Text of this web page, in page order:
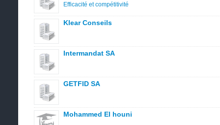
Efficacité et compétitivité
Klear Conseils
Intermandat SA
GETFID SA
Mohammed El houni